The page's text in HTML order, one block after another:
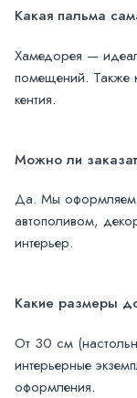
Какая пальма
Хамедорея —
помещений. Также
кентия.
Можно ли
Да. Мы оформляем
автополивом,
интерьер.
Какие размеры
От 30 см
интерьерные
оформления.